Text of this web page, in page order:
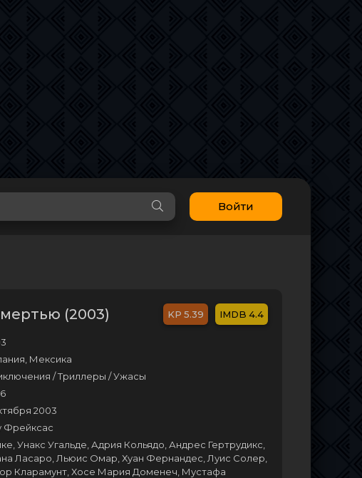
Войти
(2003) 5.39 4.4
Мексика
/ Триллеры / Ужасы
2003
Фрейксас
Унакс Угальде, Адрия Кольядо, Андрес Гертрудикс,
Ласаро, Льюис Омар, Хуан Фернандес, Луис Солер,
Кларамунт, Хосе Мария Доменеч, Мустафа